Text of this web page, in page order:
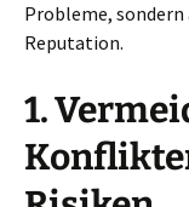
Probleme, sondern
Reputation.
1.